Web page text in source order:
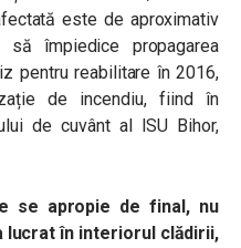
este de aproximativ
împiedice propagarea
pentru reabilitare în 2016,
de incendiu, fiind în
de cuvânt al ISU Bihor,
se apropie de final, nu
lucrat în interiorul clădirii,